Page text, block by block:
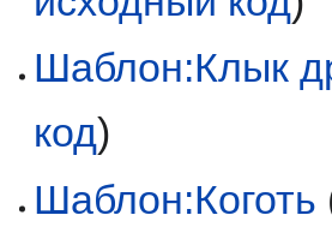
Шаблон:Клык
код)
Шаблон:Коготь